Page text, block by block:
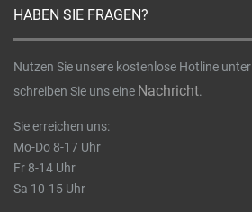
HABEN SIE FRAGEN?
Nutzen Sie unsere kostenlose Hotline unter
schreiben Sie uns eine Nachricht.
Sie erreichen uns:
Mo-Do 8-17 Uhr
Fr 8-14 Uhr
Sa 10-15 Uhr